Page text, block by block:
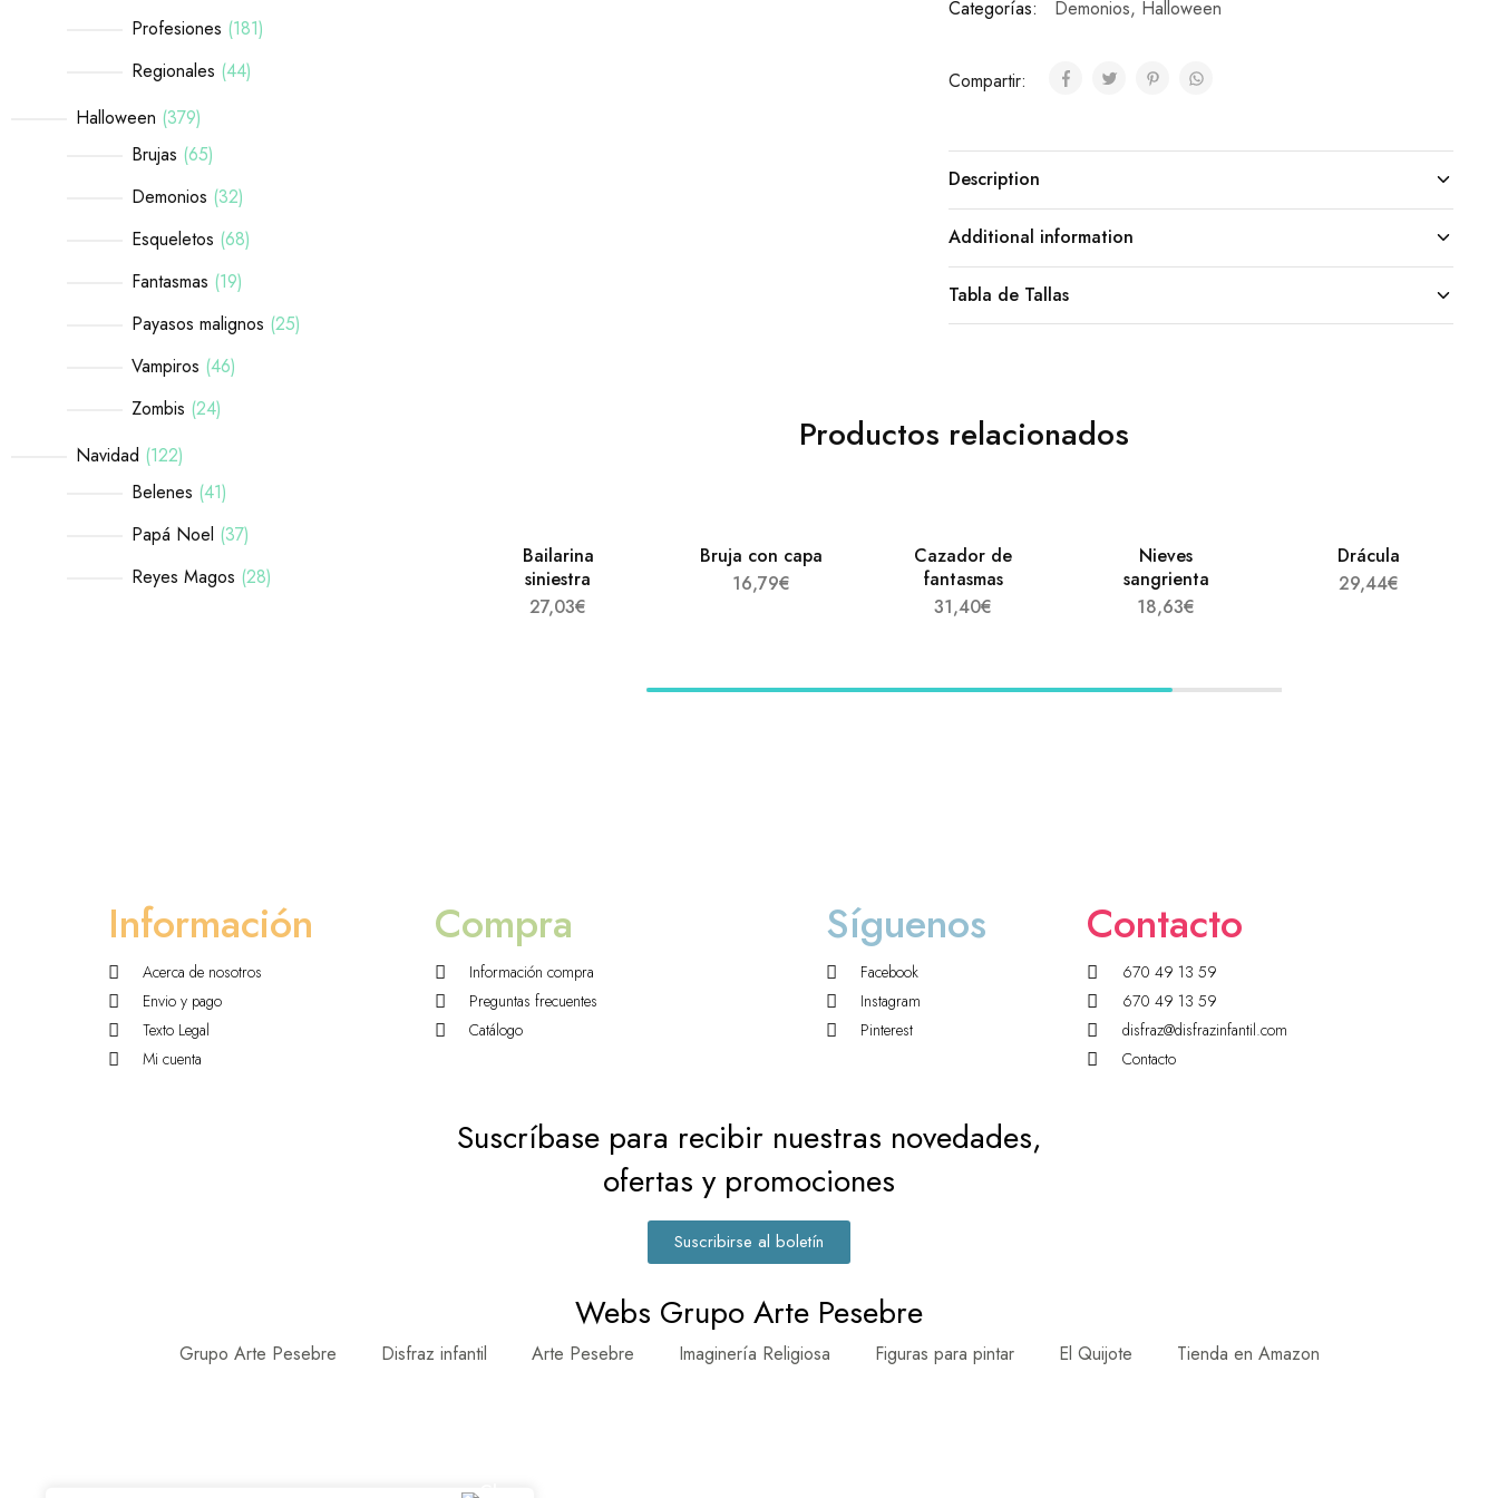
Categorías: Demonios, Halloween
Compartir:
Description
Additional information
Tabla de Tallas
Productos relacionados
Bailarina
siniestra
27,03€
Bruja con capa
16,79€
Cazador de
fantasmas
31,40€
Nieves
sangrienta
18,63€
Drácula
29,44€
Profesiones 181
Regionales 44
Halloween 379
Brujas 65
Demonios 32
Esqueletos 68
Fantasmas 19
Payasos malignos 25
Vampiros 46
Zombis 24
Navidad 122
Belenes 41
Papá Noel 37
Reyes Magos 28
Información
Acerca de nosotros
Envio y pago
Texto Legal
Mi cuenta
Compra
Información compra
Preguntas frecuentes
Catálogo
Síguenos
Facebook
Instagram
Pinterest
Contacto
670 49 13 59
670 49 13 59
disfraz@disfrazinfantil.com
Contacto
Suscríbase para recibir nuestras novedades,
ofertas y promociones
Suscribirse al boletín
Webs Grupo Arte Pesebre
Grupo Arte Pesebre Disfraz infantil Arte Pesebre Imaginería Religiosa Figuras para pintar El Quijote Tienda en Amazon